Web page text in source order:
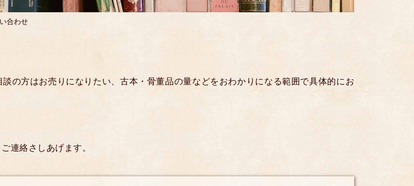
合わせ
の方はお売りになりたい、古本・骨董品の量などをおわかりになる範囲で具体的にお
連絡さしあげます。